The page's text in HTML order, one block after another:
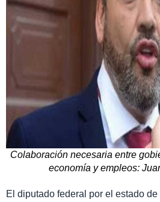
Colaboración necesaria entre
economía y empleos:
El diputado federal por el estado